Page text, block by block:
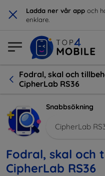
× Ladda ner vår app och
enklare.
Fodral, skal och
CipherLab RS36
Snabbsökning
CipherLab
Fodral, skal och
CipherLab RS36